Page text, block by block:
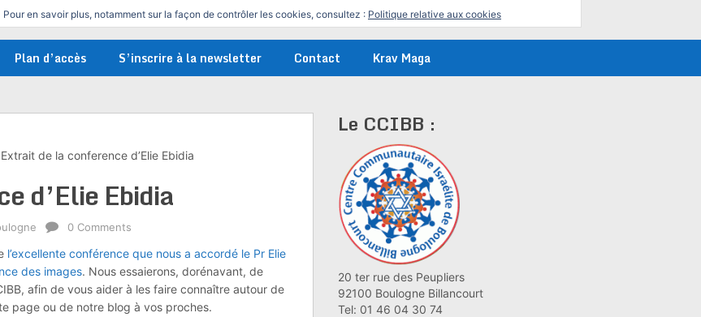
Pour en savoir plus, notamment sur la façon de contrôler les cookies, consultez : Politique relative aux cookies
Plan d’accès S’inscrire à la newsletter Contact Krav Maga
Extrait de la conference d’Elie Ebidia
d’Elie Ebidia
0 Comments
l’excellente conférence que nous a accordé le Pr Elie
des images. Nous essaierons, dorénavant, de
afin de vous aider à les faire connaître autour de
page ou de notre blog à vos proches.
Le CCIBB :
20 ter rue des Peupliers
92100 Boulogne Billancourt
Tel: 01 46 04 30 74